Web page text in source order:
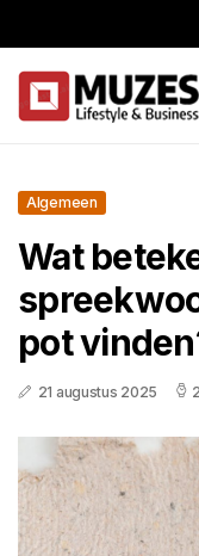
Algemeen
Wat
pot
21 augustus 2025